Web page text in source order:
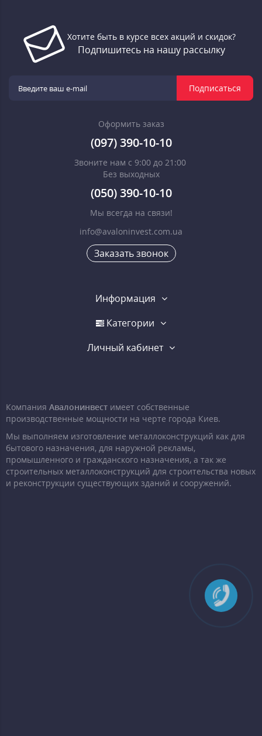
Хотите быть в курсе всех акций и скидок?
Подпишитесь на нашу рассылку
Подписаться
Оформить заказ
(097) 390-10-10
Звоните нам с 9:00 до 21:00
Без выходных
(050) 390-10-10
Мы всегда на связи!
info@avaloninvest.com.ua
Заказать звонок
Информация
Категории
Личный кабинет
Компания Авалонинвест имеет собственные
производственные мощности на черте города Киев.
Мы выполняем изготовление металлоконструкций как для
бытового назначения, для наружной рекламы,
промышленного и гражданского назначения, а так же
строительных металлоконструкций для строительства новых
и реконструкции существующих зданий и сооружений.